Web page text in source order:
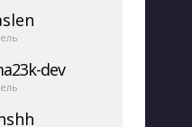
​dev